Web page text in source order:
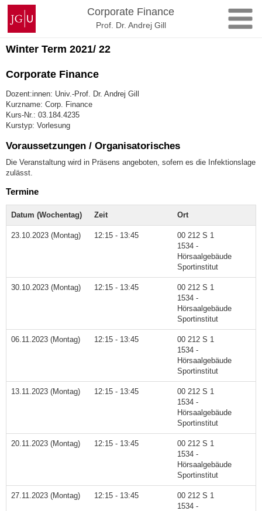
Zum
Inhalt
springen
Johannes
Gutenberg-
Universität
Mainz
Corporate Finance
Prof. Dr. Andrej Gill
Winter Term 2021/ 22
Corporate Finance
Dozent:innen: Univ.-Prof. Dr. Andrej Gill
Kurzname: Corp. Finance
Kurs-Nr.: 03.184.4235
Kurstyp: Vorlesung
Voraussetzungen / Organisatorisches
Die Veranstaltung wird in Präsens angeboten, sofern es die Infektionslage
zulässt.
Termine
Datum (Wochentag) Zeit Ort
23.10.2023 (Montag) 12:15 - 13:45
00 212 S 1
1534 -
Hörsaalgebäude
Sportinstitut
30.10.2023 (Montag) 12:15 - 13:45
00 212 S 1
1534 -
Hörsaalgebäude
Sportinstitut
06.11.2023 (Montag) 12:15 - 13:45
00 212 S 1
1534 -
Hörsaalgebäude
Sportinstitut
13.11.2023 (Montag) 12:15 - 13:45
00 212 S 1
1534 -
Hörsaalgebäude
Sportinstitut
20.11.2023 (Montag) 12:15 - 13:45
00 212 S 1
1534 -
Hörsaalgebäude
Sportinstitut
27.11.2023 (Montag) 12:15 - 13:45
00 212 S 1
1534 -